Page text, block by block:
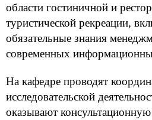
области гостиничной и
туристической рекреации,
обязательные знания
современных
На кафедре проводят
исследовательской
оказывают